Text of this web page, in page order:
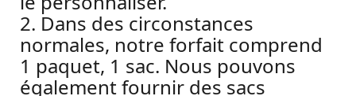
2. Dans des circonstances
normales, notre forfait comprend
1 paquet, 1 sac. Nous pouvons
également fournir des sacs